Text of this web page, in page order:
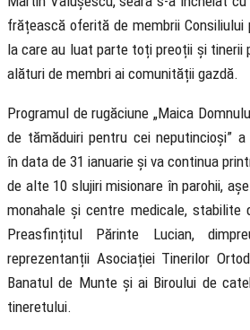
frățească oferită de membrii Consiliului
la care au luat parte toți preoții și tinerii
alături de membri ai comunității gazdă.
Programul de rugăciune „Maica
de tămăduiri pentru cei neputincioși”
în data de 31 ianuarie și va continua
de alte 10 slujiri misionare în parohii,
monahale și centre medicale, stabilite
Preasfințitul Părinte Lucian,
reprezentanții Asociației Tinerilor
Banatul de Munte și ai Biroului de
tineretului.